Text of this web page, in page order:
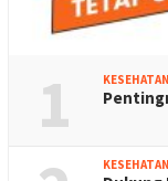
1 KESEHATAN
KESEHATAN